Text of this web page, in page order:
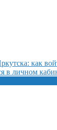
как
в личном